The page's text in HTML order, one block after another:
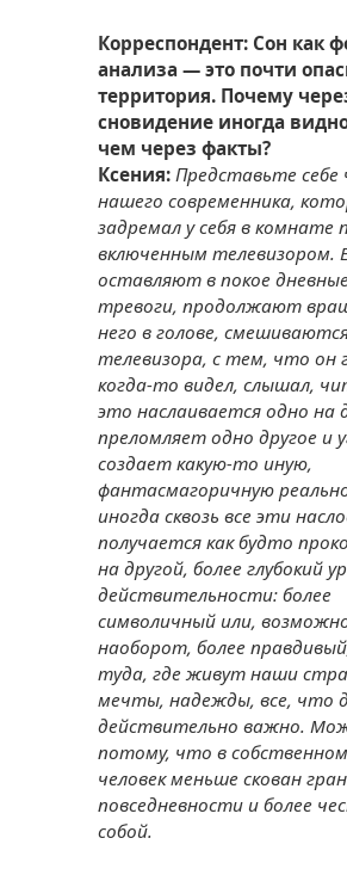
Корреспондент: Сон как
анализа — это почти
территория. Почему
сновидение иногда
чем через факты?
Ксения: Представьте себе
нашего современника,
задремал у себя в комнате
включенным телевизором.
оставляют в покое
тревоги, продолжают
него в голове,
телевизора, с тем, что он
когда-то видел, слышал,
это наслаивается одно на
преломляет одно другое и
создает какую-то иную,
фантасмагоричную
иногда сквозь все эти
получается как будто
на другой, более глубокий
действительности: более
символичный или,
наоборот, более
туда, где живут наши
мечты, надежды, все, что
действительно важно.
потому, что в
человек меньше скован
повседневности и более
собой.